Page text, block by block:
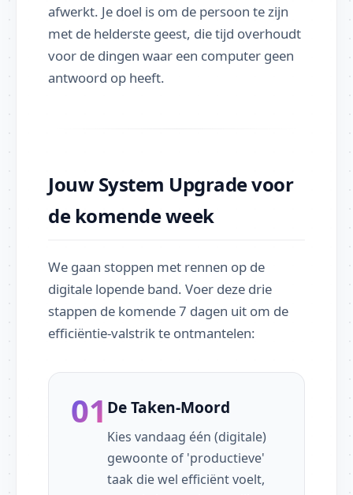
afwerkt. Je doel is om de persoon te zijn
met de helderste geest, die tijd overhoudt
voor de dingen waar een computer geen
antwoord op heeft.
Jouw System Upgrade voor
de komende week
We gaan stoppen met rennen op de
digitale lopende band. Voer deze drie
stappen de komende 7 dagen uit om de
efficiëntie-valstrik te ontmantelen:
01 De Taken-Moord
Kies vandaag één (digitale)
gewoonte of 'productieve'
taak die wel efficiënt voelt,